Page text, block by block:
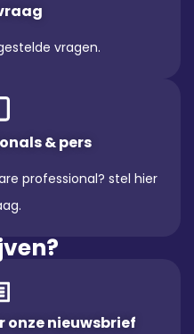
vragen.
& pers
professional? stel hier
onze nieuwsbrief